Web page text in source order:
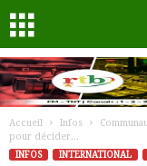
Accueil Infos
pour décider...
INFOS
INTERNATIONAL